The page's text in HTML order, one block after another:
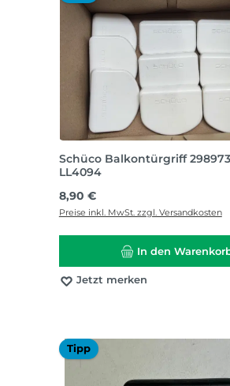
Schüco Balkontürgriff
LL4094
Regulärer Preis:
8,90 €
Preise inkl. MwSt. zzgl. Versandkosten
In den
Jetzt merken
Tipp